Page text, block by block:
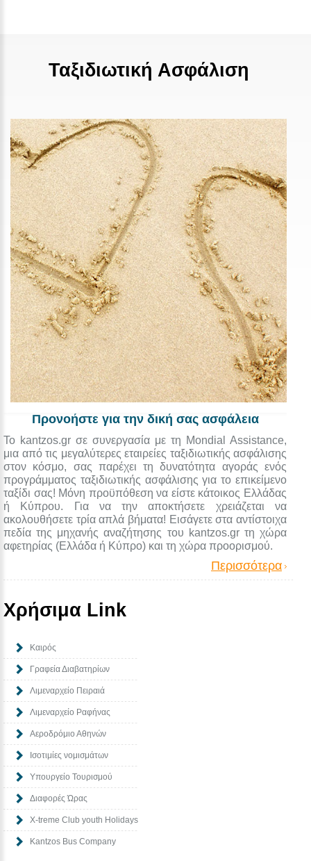
Ταξιδιωτική Ασφάλιση
Προνοήστε για την δική σας ασφάλεια
Το kantzos.gr σε συνεργασία με τη Mondial Assistance,
μια από τις μεγαλύτερες εταιρείες ταξιδιωτικής ασφάλισης
στον κόσμο, σας παρέχει τη δυνατότητα αγοράς ενός
προγράμματος ταξιδιωτικής ασφάλισης για το επικείμενο
ταξίδι σας! Μόνη προϋπόθεση να είστε κάτοικος Ελλάδας
ή Κύπρου. Για να την αποκτήσετε χρειάζεται να
ακολουθήσετε τρία απλά βήματα! Εισάγετε στα αντίστοιχα
πεδία της μηχανής αναζήτησης του kantzos.gr τη χώρα
αφετηρίας (Ελλάδα ή Κύπρο) και τη χώρα προορισμού.
Περισσότερα
Χρήσιμα Link
Καιρός
Γραφεία Διαβατηρίων
Λιμεναρχείο Πειραιά
Λιμεναρχείο Ραφήνας
Αεροδρόμιο Αθηνών
Ισοτιμίες νομισμάτων
Υπουργείο Τουρισμού
Διαφορές Ώρας
Χ-treme Club youth Holidays
Kantzos Bus Company